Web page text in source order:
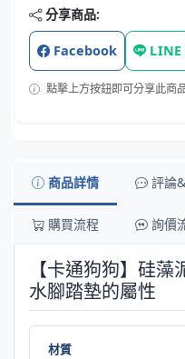
分享商品:
Facebook LINE
點擊上方按鈕即可分享此商
商品詳情 評論
購買流程 詢價
【卡通狗狗】硅
水腳踏墊的屬性
材質